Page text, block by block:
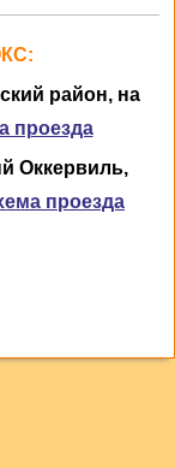
район, на
проезда
Оккервиль,
проезда